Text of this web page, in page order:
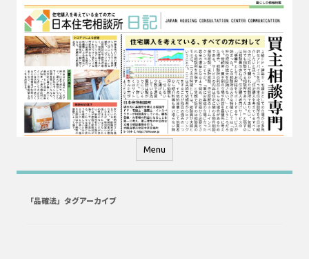
コ
テ
ン
ツ
へ
ス
キ
ッ
プ
Menu
「品確法」タグアーカイブ